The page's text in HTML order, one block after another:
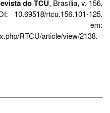
do TCU, Brasília, v. 156,
rtcu.156.101-125.
em:
RTCU/article/view/2138.